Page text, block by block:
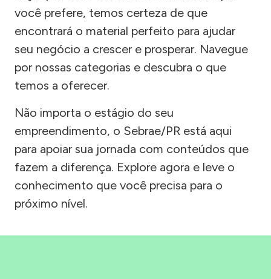
você prefere, temos certeza de que
encontrará o material perfeito para ajudar
seu negócio a crescer e prosperar. Navegue
por nossas categorias e descubra o que
temos a oferecer.
Não importa o estágio do seu
empreendimento, o Sebrae/PR está aqui
para apoiar sua jornada com conteúdos que
fazem a diferença. Explore agora e leve o
conhecimento que você precisa para o
próximo nível.